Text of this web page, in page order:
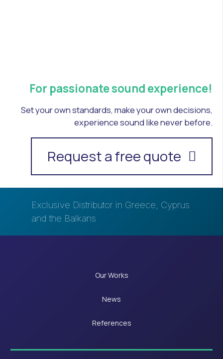
For passionate sound experience!
Set your own standards, make your own decisions,
experience sound like never before.
Request a free quote
Exclusive Distributor in Greece, Cyprus
and the Balkans
Our Works
News
References